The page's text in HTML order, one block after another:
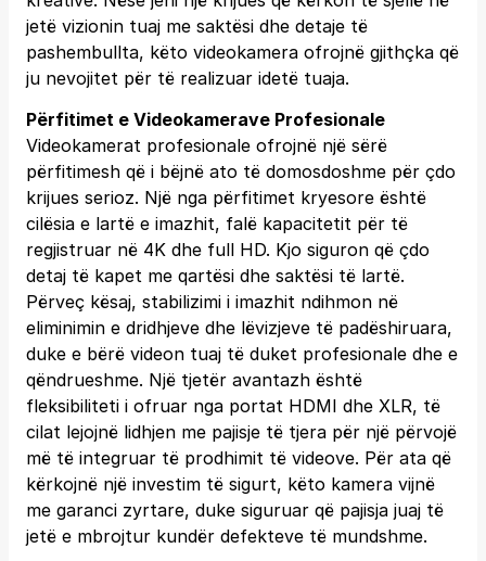
jetë vizionin tuaj me saktësi dhe detaje të
pashembullta, këto videokamera ofrojnë gjithçka që
ju nevojitet për të realizuar idetë tuaja.
Përfitimet e Videokamerave Profesionale
Videokamerat profesionale ofrojnë një sërë
përfitimesh që i bëjnë ato të domosdoshme për çdo
krijues serioz. Një nga përfitimet kryesore është
cilësia e lartë e imazhit, falë kapacitetit për të
regjistruar në 4K dhe full HD. Kjo siguron që çdo
detaj të kapet me qartësi dhe saktësi të lartë.
Përveç kësaj, stabilizimi i imazhit ndihmon në
eliminimin e dridhjeve dhe lëvizjeve të padëshiruara,
duke e bërë videon tuaj të duket profesionale dhe e
qëndrueshme. Një tjetër avantazh është
fleksibiliteti i ofruar nga portat HDMI dhe XLR, të
cilat lejojnë lidhjen me pajisje të tjera për një përvojë
më të integruar të prodhimit të videove. Për ata që
kërkojnë një investim të sigurt, këto kamera vijnë
me garanci zyrtare, duke siguruar që pajisja juaj të
jetë e mbrojtur kundër defekteve të mundshme.